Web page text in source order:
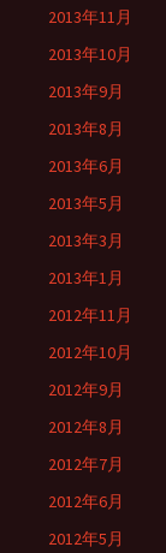
2013年11月
2013年10月
2013年9月
2013年8月
2013年6月
2013年5月
2013年3月
2013年1月
2012年11月
2012年10月
2012年9月
2012年8月
2012年7月
2012年6月
2012年5月